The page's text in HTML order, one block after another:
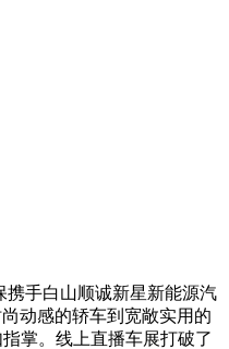
携手白山顺诚新星新能源汽
动感的轿车到宽敞实用的
掌。线上直播车展打破了